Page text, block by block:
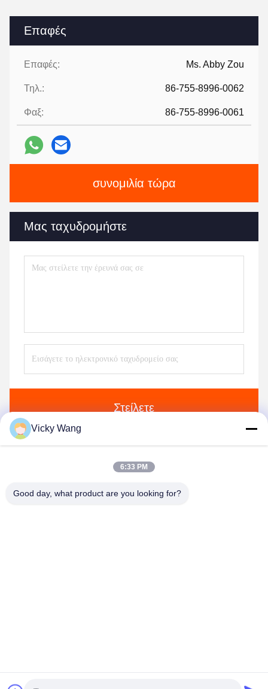
Επαφές
Επαφές: Ms. Abby Zou
Τηλ.: 86-755-8996-0062
Φαξ: 86-755-8996-0061
συνομιλία τώρα
Μας ταχυδρομήστε
Στείλετε
Shenzhen Tunsing Plastic Products Co., Ltd.
© 2018-2026 Shenzhen Tunsing Plastic Products Co., Ltd. .
Vicky Wang
6:33 PM
Good day, what product are you looking for?